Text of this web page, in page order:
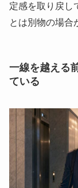
定感を取り戻し
とは別物の場合
一線を越える
ている